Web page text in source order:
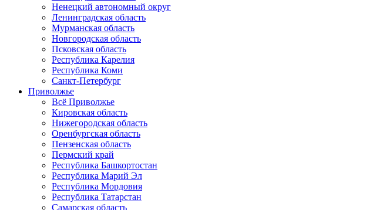
Ненецкий автономный округ
Ленинградская область
Мурманская область
Новгородская область
Псковская область
Республика Карелия
Республика Коми
Санкт-Петербург
Приволжье
Всё Приволжье
Кировская область
Нижегородская область
Оренбургская область
Пензенская область
Пермский край
Республика Башкортостан
Республика Марий Эл
Республика Мордовия
Республика Татарстан
Самарская область